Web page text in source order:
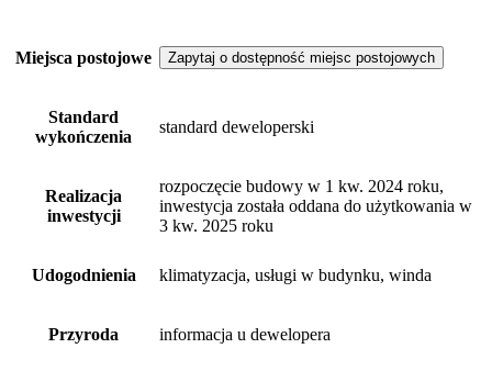
Miejsca postojowe Zapytaj o dostępność miejsc postojowych
Standard
wykończenia
standard deweloperski
Realizacja
inwestycji
rozpoczęcie budowy w 1 kw. 2024 roku,
inwestycja została oddana do użytkowania w
3 kw. 2025 roku
Udogodnienia klimatyzacja, usługi w budynku, winda
Przyroda informacja u dewelopera